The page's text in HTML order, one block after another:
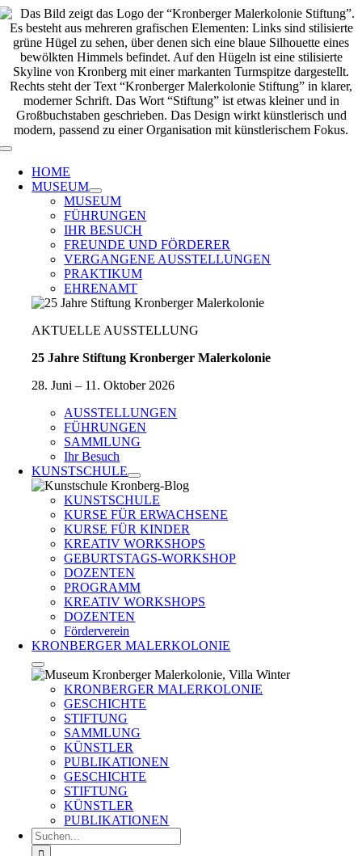
Zum
Inhalt
springen
Toggle
Navigation
HOME
MUSEUM
MUSEUM
FÜHRUNGEN
IHR BESUCH
FREUNDE UND FÖRDERER
VERGANGENE AUSSTELLUNGEN
PRAKTIKUM
EHRENAMT
AKTUELLE AUSSTELLUNG
25 Jahre Stiftung Kronberger Malerkolonie
28. Juni – 11. Oktober 2026
AUSSTELLUNGEN
FÜHRUNGEN
SAMMLUNG
Ihr Besuch
KUNSTSCHULE
KUNSTSCHULE
KURSE FÜR ERWACHSENE
KURSE FÜR KINDER
KREATIV WORKSHOPS
GEBURTSTAGS-WORKSHOP
DOZENTEN
PROGRAMM
KREATIV WORKSHOPS
DOZENTEN
Förderverein
KRONBERGER MALERKOLONIE
KRONBERGER MALERKOLONIE
GESCHICHTE
STIFTUNG
SAMMLUNG
KÜNSTLER
PUBLIKATIONEN
GESCHICHTE
STIFTUNG
KÜNSTLER
PUBLIKATIONEN
Suche
nach: